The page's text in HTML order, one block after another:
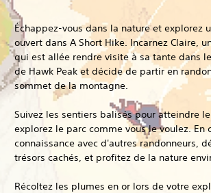
Échappez-vous dans la nature et explorez
ouvert dans A Short Hike. Incarnez Claire,
qui est allée rendre visite à sa tante dans
de Hawk Peak et décide de partir en
sommet de la montagne.
Suivez les sentiers balisés pour atteindre
explorez le parc comme vous le voulez. En
connaissance avec d'autres randonneurs,
trésors cachés, et profitez de la nature
Récoltez les plumes en or lors de votre